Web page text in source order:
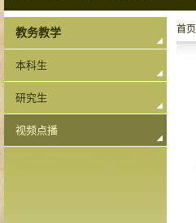
教务教学
本科生
研究生
视频点播
首页